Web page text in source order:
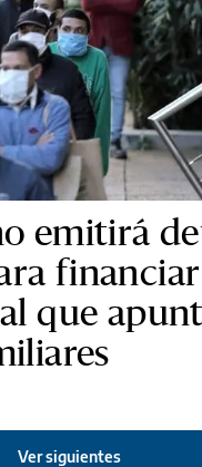
emitirá
que
Ver siguientes